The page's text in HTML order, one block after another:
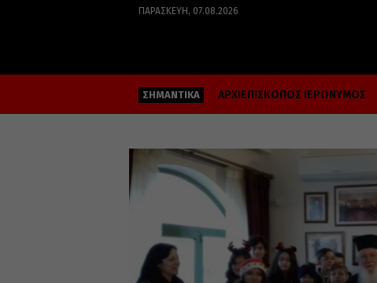
ΠΑΡΑΣΚΕΥΉ, 07.08.2026
ΣΗΜΑΝΤΙΚΑ ΑΡΧΙΕΠΙΣΚΟΠΟΣ ΙΕΡΩΝΥΜΟΣ